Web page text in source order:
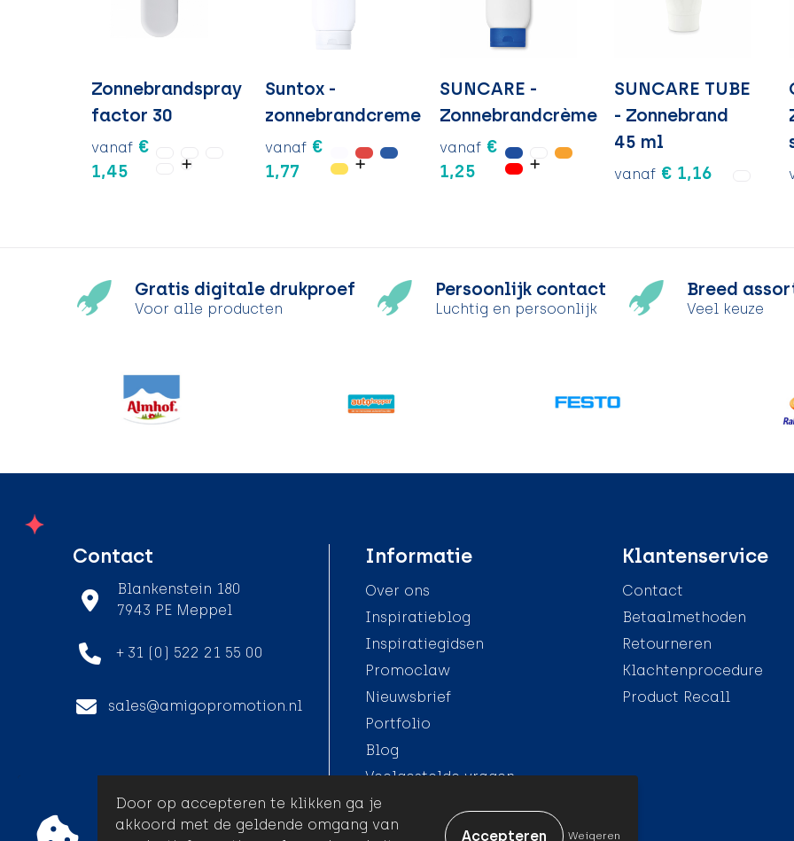
Zonnebrandspray
factor 30
vanaf €
1,45
Suntox -
zonnebrandcreme
vanaf €
1,77
SUNCARE -
Zonnebrandcrème
vanaf €
1,25
SUNCARE TUBE
- Zonnebrand
45 ml
vanaf € 1,16
Gratis digitale drukproef
Voor alle producten
Persoonlijk contact
Luchtig en persoonlijk
Breed
Veel keuze
Contact
Blankenstein 180
7943 PE Meppel
+ 31 (0) 522 21 55 00
sales@amigopromotion.nl
Informatie
Over ons
Inspiratieblog
Inspiratiegidsen
Promoclaw
Nieuwsbrief
Portfolio
Blog
Veelgestelde vragen
Klantenservice
Contact
Betaalmethoden
Retourneren
Klachtenprocedure
Product Recall
Door op accepteren te klikken ga je
akkoord met de geldende omgang van
Weigeren